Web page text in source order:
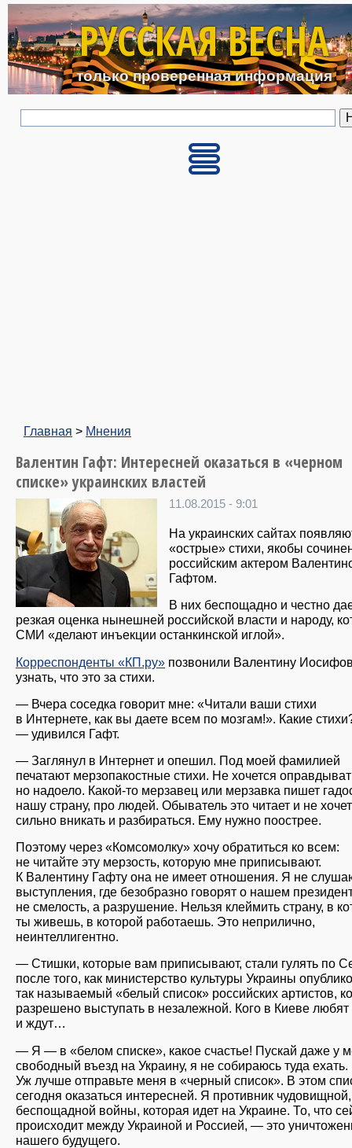
Перейти к основному
РУССКАЯ ВЕСНА
только проверенная информация
Главная > Мнения
Валентин Гафт: Интересней оказаться в «черном
списке» украинских властей
11.08.2015 - 9:01
На украинских сайтах
«острые» стихи, якобы
российским актером
Гафтом.
В них беспощадно и честно
резкая оценка нынешней российской власти и народу,
СМИ «делают инъекции останкинской иглой».
Корреспонденты «КП.ру» позвонили Валентину
узнать, что это за стихи.
— Вчера соседка говорит мне: «Читали ваши стихи
в Интернете, как вы даете всем по мозгам!». Какие
— удивился Гафт.
— Заглянул в Интернет и опешил. Под моей фамилией
печатают мерзопакостные стихи. Не хочется
но надоело. Какой-то мерзавец или мерзавка пишет
нашу страну, про людей. Обыватель это читает и не хочет
сильно вникать и разбираться. Ему нужно поострее.
Поэтому через «Комсомолку» хочу обратиться ко всем:
не читайте эту мерзость, которую мне приписывают.
К Валентину Гафту она не имеет отношения. Я не
выступления, где безобразно говорят о нашем
не смелость, а разрушение. Нельзя клеймить страну, в
ты живешь, в которой работаешь. Это неприлично,
неинтеллигентно.
— Стишки, которые вам приписывают, стали гулять по
после того, как министерство культуры Украины
так называемый «белый список» российских артистов,
разрешено выступать в незалежной. Кого в Киеве любят
и ждут…
— Я — в «белом списке», какое счастье! Пускай даже у
свободный въезд на Украину, я не собираюсь туда ехать.
Уж лучше отправьте меня в «черный список». В этом
сегодня оказаться интересней. Я противник чудовищной,
беспощадной войны, которая идет на Украине. То, что
происходит между Украиной и Россией, — это
нашего будущего.